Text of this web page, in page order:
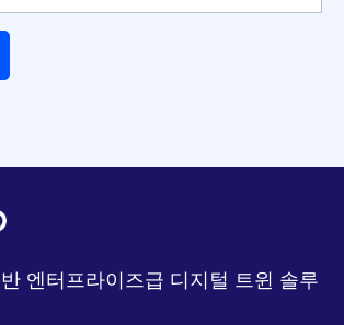
엔터프라이즈급 디지털 트윈 솔루